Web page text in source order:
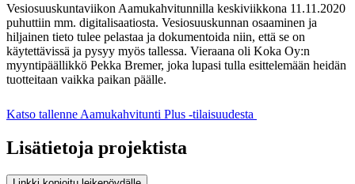
Vesiosuuskuntaviikon Aamukahvitunnilla keskiviikkona 11.11.2020
puhuttiin mm. digitalisaatiosta. Vesiosuuskunnan osaaminen ja
hiljainen tieto tulee pelastaa ja dokumentoida niin, että se on
käytettävissä ja pysyy myös tallessa. Vieraana oli Koka Oy:n
myyntipäällikkö Pekka Bremer, joka lupasi tulla esittelemään heidän
tuotteitaan vaikka paikan päälle.
Katso tallenne Aamukahvitunti Plus -tilaisuudesta
Lisätietoja projektista